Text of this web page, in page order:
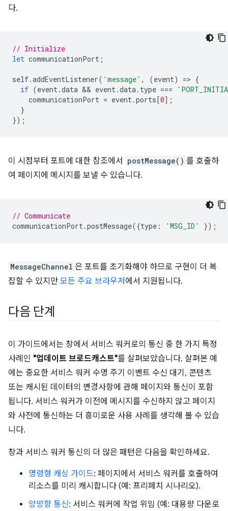
다.
// Initialize
let communicationPort ;
self.addEventListener( 'message' , (event) => {
if (event.data && event.data. type ===
communicationPort = event.ports [0];
}
});
이 시점부터 포트에 대한 참조에서 postMessage() 를 호출하
여 페이지에 메시지를 보낼 수 있습니다.
// Communicate
communicationPort.postMessage({type : 'MSG_ID' });
MessageChannel 은 포트를 초기화해야 하므로 구현이 더 복
잡할 수 있지만 모든 주요 브라우저 에서 지원됩니다.
다음 단계
이 가이드에서는 창에서 서비스 워커로의 통신 중 한 가지 특정
사례인 "업데이트 브로드캐스트"를 살펴보았습니다. 살펴본 예
에는 중요한 서비스 워커 수명 주기 이벤트 수신 대기, 콘텐츠
또는 캐시된 데이터의 변경사항에 관해 페이지와 통신이 포함
됩니다. 서비스 워커가 이전에 메시지를 수신하지 않고 페이지
와 사전에 통신하는 더 흥미로운 사용 사례를 생각해 볼 수 있습
니다.
창과 서비스 워커 통신의 더 많은 패턴은 다음을 확인하세요.
명령형 캐싱 가이드: 페이지에서 서비스 워커를 호출하여
리소스를 미리 캐시합니다 (예: 프리페치 시나리오).
양방향 통신: 서비스 워커에 작업 위임 (예: 대용량 다운로